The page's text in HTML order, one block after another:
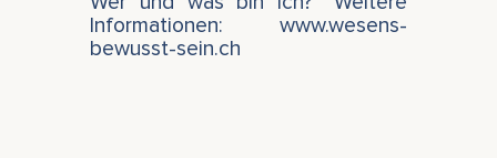
Informationen: www.wesens-
bewusst-sein.ch